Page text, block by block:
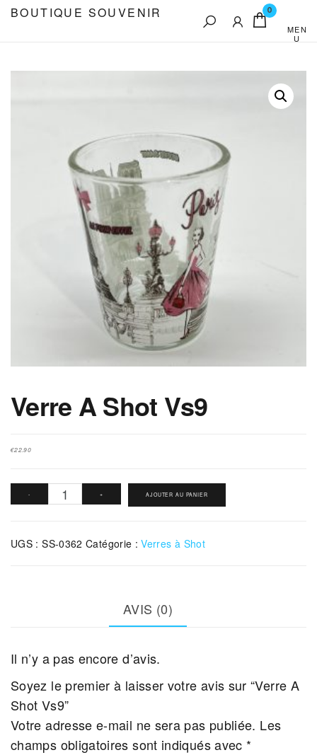
AllerBOUTIQUE SOUVENIR 0
MEN
U
Verre A Shot Vs9
€22.90
-
quantité
A
+ AJOUTER AU PANIER
UGS :SS-0362 Catégorie :Verres à Shot
AVIS (0)
Il n’y a pas encore d’avis.
Soyez le premier à laisser votre avis sur “Verre A
Shot Vs9”
Votre adresse e-mail ne sera pas publiée. Les
champs obligatoires sont indiqués avec *